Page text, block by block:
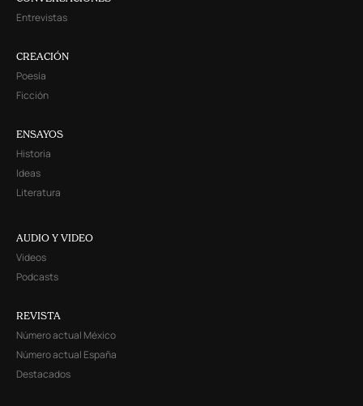
Entrevistas
CREACIÓN
Poesía
Ficción
ENSAYOS
Historia
Ideas
Literatura
AUDIO Y VIDEO
Videos
Podcasts
REVISTA
Número actual México
Número actual España
Destacados